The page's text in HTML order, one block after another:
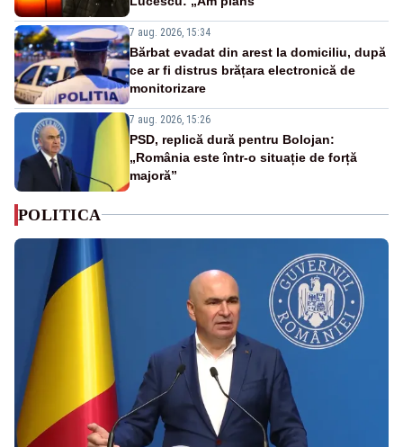
7 aug. 2026, 15:34
Bărbat evadat din arest la domiciliu, după
ce ar fi distrus brățara electronică de
monitorizare
7 aug. 2026, 15:26
PSD, replică dură pentru Bolojan:
„România este într-o situație de forță
majoră”
POLITICA